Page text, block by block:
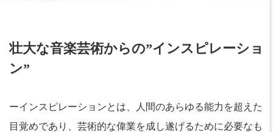
壮大な音楽芸術からの”インスピレーショ
ン”
ーインスピレーションとは、人間のあらゆる能力を超えた
目覚めであり、芸術的な偉業を成し遂げるために必要なも